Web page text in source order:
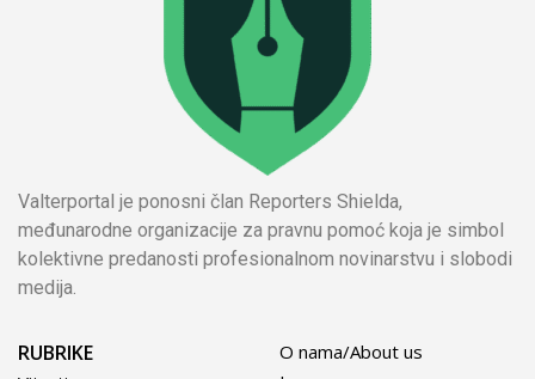
Valterportal je ponosni član Reporters Shielda,
međunarodne organizacije za pravnu pomoć koja je simbol
kolektivne predanosti profesionalnom novinarstvu i slobodi
medija.
RUBRIKE
O nama/About us